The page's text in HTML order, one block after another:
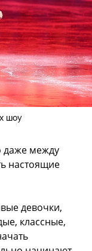
шоу
даже между
настоящие
девочки,
классные,